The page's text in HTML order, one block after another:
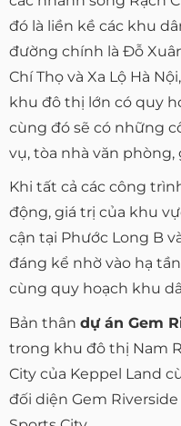
đó là liền kề các khu
đường chính là Đỗ
Chí Thọ và Xa Lộ Hà
khu đô thị lớn có quy
cùng đó sẽ có những
vụ, tòa nhà văn phòng,
Khi tất cả các công
động, giá trị của khu
cận tại Phước Long B
đáng kể nhờ vào hạ
cùng quy hoạch khu
Bản thân dự án Gem
trong khu đô thị Nam
City của Keppel Land
đối diện Gem Riverside